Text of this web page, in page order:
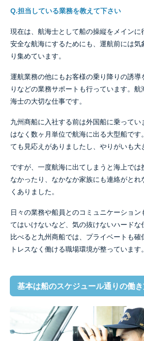
Q.担当している業務を教えて下さい
現在は、航海士として船の操縦をメインに
安全な航海にするためにも、運航前には気
り集めています。
運航業務の他にもお客様の乗り降りの誘導
りなどの業務サポートも行っています。
海士の大切な仕事です。
九州商船に入社する前は外国船に乗って
はなく数ヶ月単位で航海に出る大型船です
ても見応えがありましたし、やりがいも大
ですが、一度航海に出てしまうと海上では
なかったり、なかなか家族にも連絡がとれ
くありました。
日々の業務や船員とのコミュニケーション
てはいけないなど、気の抜けないハードな
比べると九州商船では、プライベートも確
トレスなく働ける職場環境が整っています。
基本は船のスケジュール通りの働